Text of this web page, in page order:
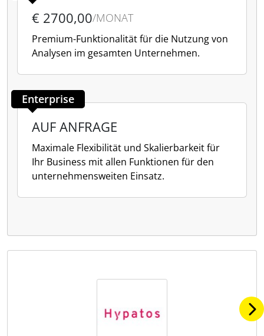
€ 2700,00/MONAT
Premium-Funktionalität für die Nutzung von
Analysen im gesamten Unternehmen.
Enterprise
AUF ANFRAGE
Maximale Flexibilität und Skalierbarkeit für
Ihr Business mit allen Funktionen für den
unternehmensweiten Einsatz.